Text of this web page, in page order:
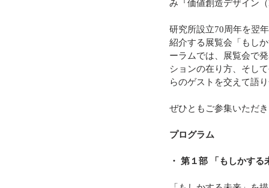
み『価値創造デザイン
研究所設立70周年を翌
紹介する展覧会「もし
ーラムでは、展覧会で
ションの在り方、そし
らのゲストを交えて語
ぜひともご参集いただ
プログラム
・ 第１部 「もしかする